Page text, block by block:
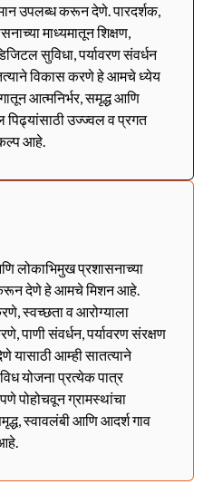
उपलब्ध करून देणे. पारदर्शक,
माध्यमातून शिक्षण,
सुविधा, पर्यावरण संवर्धन
विकास करणे हे आमचे ध्येय
आत्मनिर्भर, समृद्ध आणि
पिढ्यांसाठी उज्ज्वल व प्रगत
आहे.
लोकाभिमुख प्रशासनाच्या
करून देणे हे आमचे मिशन आहे.
स्वच्छता व आरोग्याला
पाणी संवर्धन, पर्यावरण संरक्षण
यासाठी आम्ही सातत्याने
योजना प्रत्येक पात्र
पोहोचवून ग्रामस्थांचा
स्वावलंबी आणि आदर्श गाव